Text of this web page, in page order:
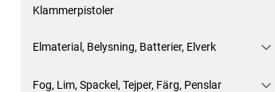
Klammerpistoler
Elmaterial, Belysning, Batterier, Elverk
Fog, Lim, Spackel, Tejper, Färg, Penslar